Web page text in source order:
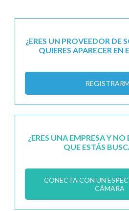
¿ERES UN PROVEEDOR DE
QUIERES APARECER EN
¿ERES UNA EMPRESA Y
QUE ESTÁS
CONECTA CON UN
CÁMARA